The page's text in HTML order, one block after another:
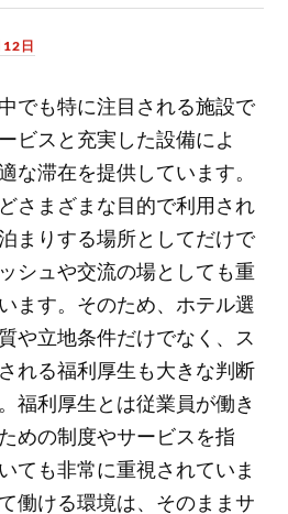
日
でも特に注目される施設で
ビスと充実した設備によ
な滞在を提供しています。
さまざまな目的で利用され
まりする場所としてだけで
シュや交流の場としても重
ます。そのため、ホテル選
や立地条件だけでなく、ス
れる福利厚生も大きな判断
福利厚生とは従業員が働き
めの制度やサービスを指
ても非常に重視されていま
働ける環境は、そのままサ